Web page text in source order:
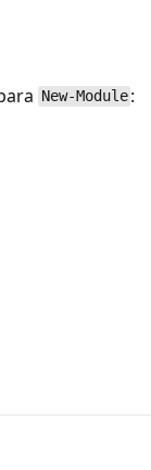
New-Module :